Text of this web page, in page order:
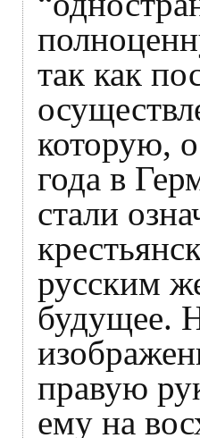
так как
которую,
года в
стали
русским
будущее.
правую
ему на